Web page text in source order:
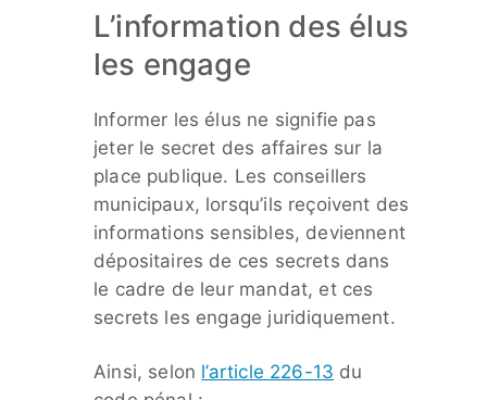
L’information des élus
les engage
Informer les élus ne signifie pas
jeter le secret des affaires sur la
place publique. Les conseillers
municipaux, lorsqu’ils reçoivent des
informations sensibles, deviennent
dépositaires de ces secrets dans
le cadre de leur mandat, et ces
secrets les engage juridiquement.
Ainsi, selon l’article 226-13 du